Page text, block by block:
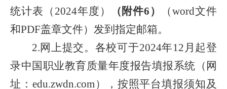
统计表（ 2024年度） （ 附件6 ） （word文件
和PDF盖章文件）发到指定邮箱。
2.网上提交。各校可于2024年12 月起登
录中国职业教育质量年度报告填报系统（网
址： edu.zwdn.com），按照平台填报须知及